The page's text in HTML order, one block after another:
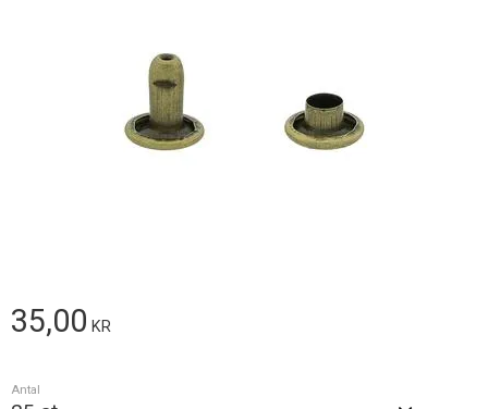
35,00 KR
Antal